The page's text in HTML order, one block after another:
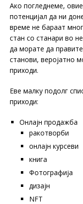
Ако погледнеме,
потенцијал да ни
време не бараат
стан со станари во
да морате да
станови, веројатно
приходи.
Еве малку подолг
приходи:
Онлајн продажба
ракотворби
онлајн курсеви
книга
Фотографија
дизајн
NFT